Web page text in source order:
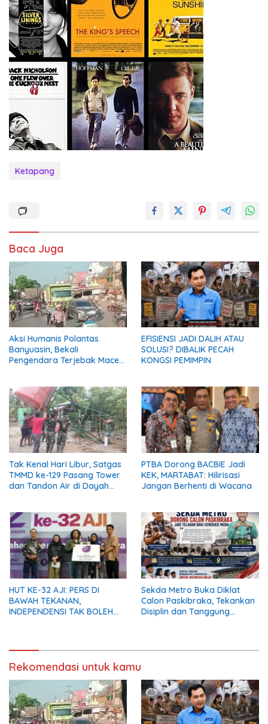
Ketapang
Baca Juga
Aksi Humanis Polantas
Banyuasin, Bekali
Pengendara Terjebak Macet
EFISIENSI JADI DALIH ATAU
SOLUSI? DIBALIK PECAH
KONGSI PEMIMPIN
Tak Kenal Hari Libur, Satgas
TMMD ke-129 Pasang Tower
dan Tandon Air di Dayah
PTBA Dorong BACBIE Jadi
KEK, MARTABAT: Hilirisasi
Jangan Berhenti di Wacana
HUT KE-32 AJI: PERS DI
BAWAH TEKANAN,
INDEPENDENSI TAK BOLEH
Sekda Metro Buka Diklat
Calon Paskibraka, Tekankan
Disiplin dan Tanggung
Rekomendasi untuk kamu